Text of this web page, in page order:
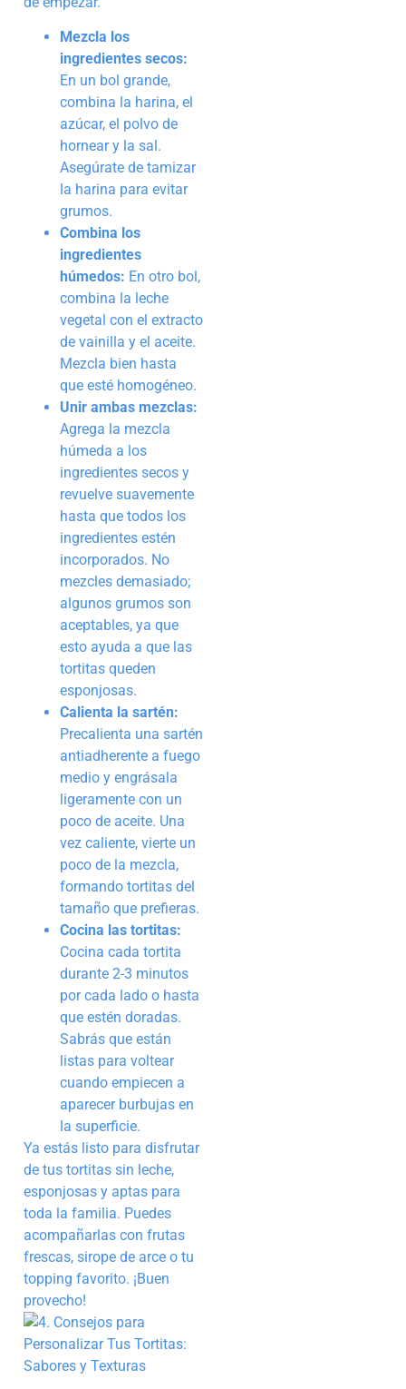
Mezcla los
ingredientes secos:
En un bol grande,
combina la harina, el
azúcar, el polvo de
hornear y la sal.
Asegúrate de tamizar
la harina para evitar
grumos.
Combina los
ingredientes
húmedos: En otro bol,
combina la leche
vegetal con el extracto
de vainilla y el aceite.
Mezcla bien hasta
que esté homogéneo.
Unir ambas mezclas:
Agrega la mezcla
húmeda a los
ingredientes secos y
revuelve suavemente
hasta que todos los
ingredientes estén
incorporados. No
mezcles demasiado;
algunos grumos son
aceptables, ya que
esto ayuda a que las
tortitas queden
esponjosas.
Calienta la sartén:
Precalienta una sartén
antiadherente a fuego
medio y engrásala
ligeramente con un
poco de aceite. Una
vez caliente, vierte un
poco de la mezcla,
formando tortitas del
tamaño que prefieras.
Cocina las tortitas:
Cocina cada tortita
durante 2-3 minutos
por cada lado o hasta
que estén doradas.
Sabrás que están
listas para voltear
cuando empiecen a
aparecer burbujas en
la superficie.
Ya estás listo para disfrutar
de tus tortitas sin leche,
esponjosas y aptas para
toda la familia. Puedes
acompañarlas con frutas
frescas, sirope de arce o tu
topping favorito. ¡Buen
provecho!